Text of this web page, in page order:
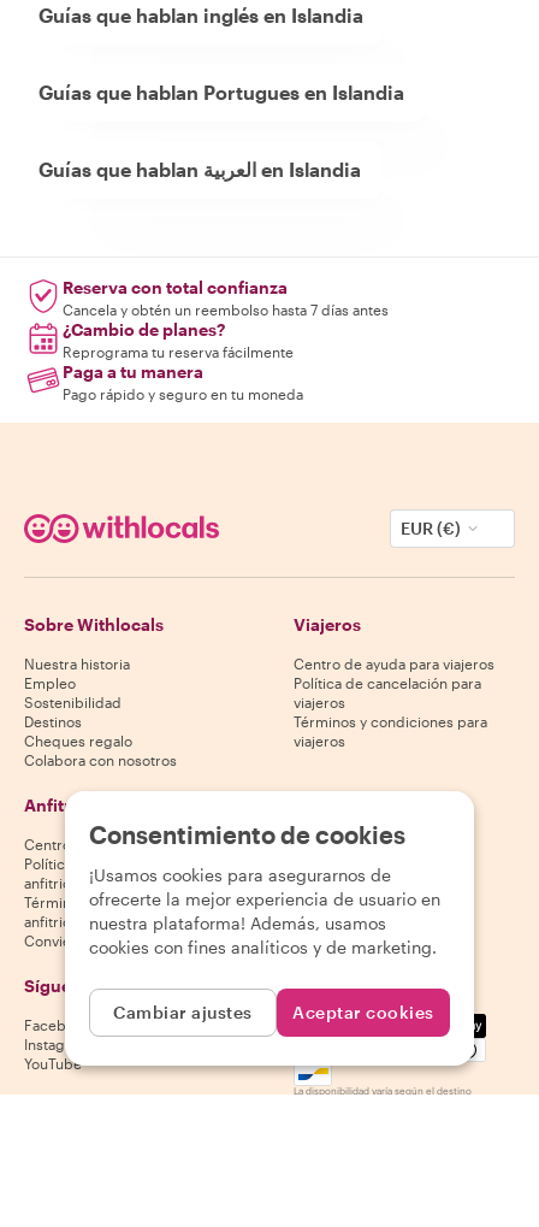
Guías que hablan inglés en Islandia
Guías que hablan Portugues en Islandia
Guías que hablan العربية en Islandia
Reserva con total confianza
Cancela y obtén un reembolso hasta 7 días antes
¿Cambio de planes?
Reprograma tu reserva fácilmente
Paga a tu manera
Pago rápido y seguro en tu moneda
EUR (€)
Sobre Withlocals
Nuestra historia
Empleo
Sostenibilidad
Destinos
Cheques regalo
Colabora con nosotros
Viajeros
Centro de ayuda para viajeros
Política de cancelación para
viajeros
Términos y condiciones para
viajeros
Anfitriones
Centro de ayuda para anfitriones
Política de cancelación para
anfitriones
Términos y condiciones para
anfitriones
Conviértete en anfitrión
Descarga nuestra app
App Store
Síguenos
Facebook
Instagram
YouTube
Aceptamos
Mastercard, Visa, Amex,
La disponibilidad varía según el destino
Consentimiento de cookies
¡Usamos cookies para asegurarnos de
ofrecerte la mejor experiencia de usuario en
nuestra plataforma! Además, usamos
cookies con fines analíticos y de marketing.
Cambiar ajustes Aceptar cookies